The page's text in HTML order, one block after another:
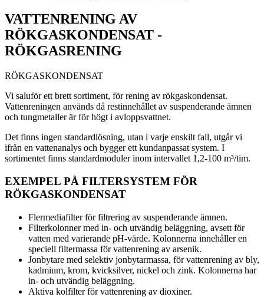
VATTENRENING AV
RÖKGASKONDENSAT -
RÖKGASRENING
RÖKGASKONDENSAT
Vi saluför ett brett sortiment, för rening av rökgaskondensat.
Vattenreningen används då restinnehållet av suspenderande ämnen
och tungmetaller är för högt i avloppsvattnet.
Det finns ingen standardlösning, utan i varje enskilt fall, utgår vi
ifrån en vattenanalys och bygger ett kundanpassat system. I
sortimentet finns standardmoduler inom intervallet 1,2-100 m³/tim.
EXEMPEL PÅ FILTERSYSTEM FÖR
RÖKGASKONDENSAT
Flermediafilter för filtrering av suspenderande ämnen.
Filterkolonner med in- och utvändig beläggning, avsett för
vatten med varierande pH-värde. Kolonnerna innehåller en
speciell filtermassa för vattenrening av arsenik.
Jonbytare med selektiv jonbytarmassa, för vattenrening av bly,
kadmium, krom, kvicksilver, nickel och zink. Kolonnerna har
in- och utvändig beläggning.
Aktiva kolfilter för vattenrening av dioxiner.